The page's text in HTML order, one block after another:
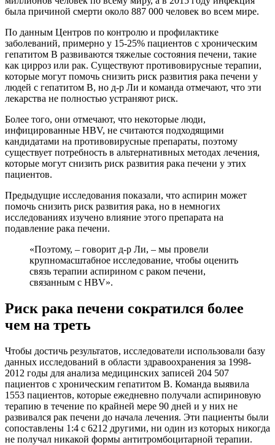
была причиной смерти около 887 000 человек во всем мире.
По данным Центров по контролю и профилактике
заболеваний, примерно у 15-25% пациентов с хроническим
гепатитом В развиваются тяжелые состояния печени, такие
как цирроз или рак. Существуют противовирусные терапии,
которые могут помочь снизить риск развития рака печени у
людей с гепатитом B, но д-р Ли и команда отмечают, что эти
лекарства не полностью устраняют риск.
Более того, они отмечают, что некоторые люди,
инфицированные HBV, не считаются подходящими
кандидатами на противовирусные препараты, поэтому
существует потребность в альтернативных методах лечения,
которые могут снизить риск развития рака печени у этих
пациентов.
Предыдущие исследования показали, что аспирин может
помочь снизить риск развития рака, но в немногих
исследованиях изучено влияние этого препарата на
подавление рака печени.
«Поэтому, – говорит д-р Ли, – мы провели
крупномасштабное исследование, чтобы оценить
связь терапии аспирином с раком печени,
связанным с HBV».
Риск рака печени сократился более
чем на треть
Чтобы достичь результатов, исследователи использовали базу
данных исследований в области здравоохранения за 1998-
2012 годы для анализа медицинских записей 204 507
пациентов с хроническим гепатитом B. Команда выявила
1553 пациентов, которые ежедневно получали аспириновую
терапию в течение по крайней мере 90 дней и у них не
развивался рак печени до начала лечения. Эти пациенты были
сопоставлены 1:4 с 6212 другими, ни один из которых никогда
не получал никакой формы антитромбоцитарной терапии.